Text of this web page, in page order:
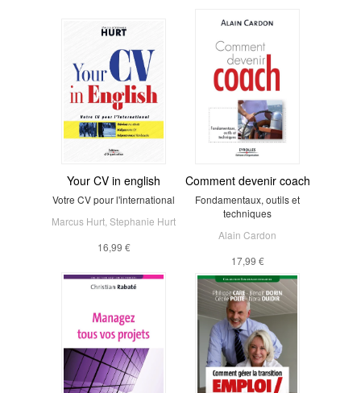
Your CV in english
Votre CV pour l'international
Marcus Hurt Stephanie Hurt
16,99 €
Comment devenir coach
Fondamentaux, outils et
techniques
Alain Cardon
17,99 €